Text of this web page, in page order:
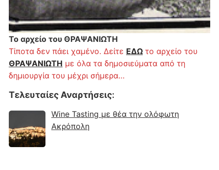
Το αρχείο του ΘΡΑΨΑΝΙΩΤΗ
Τίποτα δεν πάει χαμένο. Δείτε ΕΔΩτο αρχείο του
ΘΡΑΨΑΝΙΩΤΗ με όλα τα δημοσιεύματα από τη
δημιουργία του μέχρι σήμερα…
Τελευταίες Αναρτήσεις:
Wine Tasting με θέα την ολόφωτη
Ακρόπολη